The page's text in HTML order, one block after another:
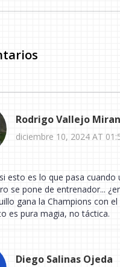
Rodrigo Vallejo
diciembre 10, 2024 AT
esto es lo que pasa cuando
se pone de entrenador...
gana la Champions con el
es pura magia, no táctica.
Diego Salinas Ojeda